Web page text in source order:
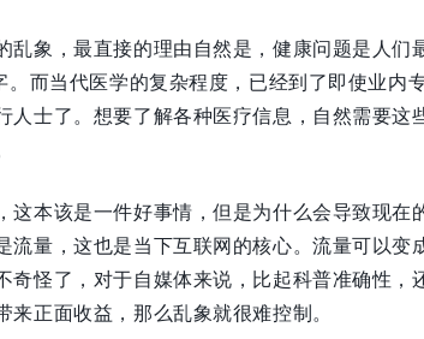
乱象，最直接的理由自然是，健康问题是人
。而当代医学的复杂程度，已经到了即使业内
人士了。想要了解各种医疗信息，自然需要
这本该是一件好事情，但是为什么会导致现在
流量，这也是当下互联网的核心。流量可以
奇怪了，对于自媒体来说，比起科普准确性
来正面收益，那么乱象就很难控制。